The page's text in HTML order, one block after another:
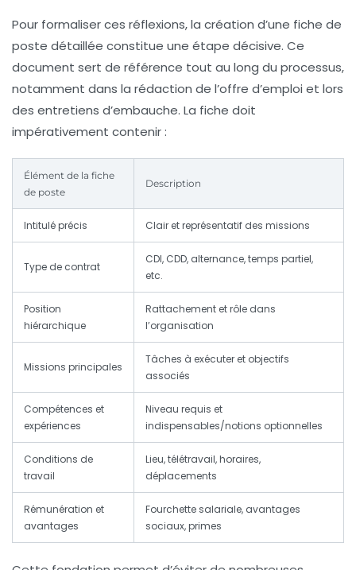
Pour formaliser ces réflexions, la création d’une fiche de
poste détaillée constitue une étape décisive. Ce
document sert de référence tout au long du processus,
notamment dans la rédaction de l’offre d’emploi et lors
des entretiens d’embauche. La fiche doit
impérativement contenir :
Élément de la fiche
de poste
Description
Intitulé précis Clair et représentatif des missions
Type de contrat
CDI, CDD, alternance, temps partiel,
etc.
Position
hiérarchique
Rattachement et rôle dans
l’organisation
Missions principales
Tâches à exécuter et objectifs
associés
Compétences et
expériences
Niveau requis et
indispensables/notions optionnelles
Conditions de
travail
Lieu, télétravail, horaires,
déplacements
Rémunération et
avantages
Fourchette salariale, avantages
sociaux, primes